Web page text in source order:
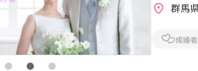
群馬
成婚